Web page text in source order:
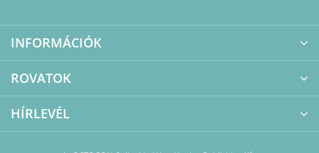
INFORMÁCIÓK
ROVATOK
HÍRLEVÉL